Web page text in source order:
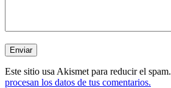
Este sitio usa Akismet para reducir el spam.
procesan los datos de tus comentarios.